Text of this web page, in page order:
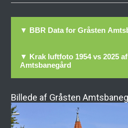
▼ BBR Data for Gråsten
▼ Krak luftfoto 1954 vs 2025
Amtsbanegård
Billede af Gråsten